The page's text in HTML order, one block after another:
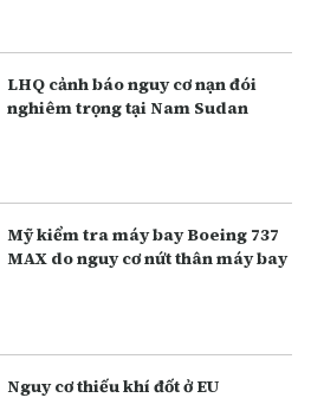
LHQ cảnh báo nguy cơ nạn đói
nghiêm trọng tại Nam Sudan
Mỹ kiểm tra máy bay Boeing 737
MAX do nguy cơ nứt thân máy bay
Nguy cơ thiếu khí đốt ở EU